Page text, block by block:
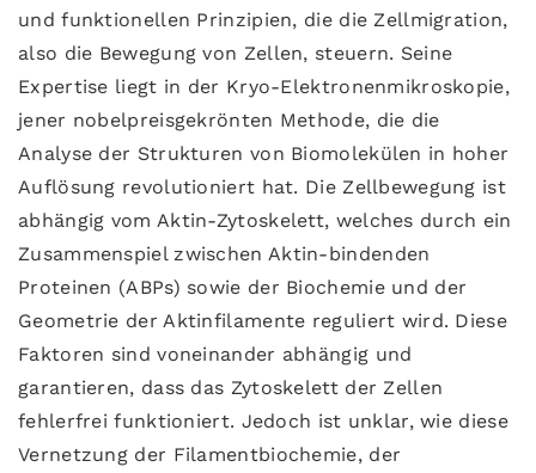
und funktionellen Prinzipien, die die Zellmigration,
also die Bewegung von Zellen, steuern. Seine
Expertise liegt in der Kryo-Elektronenmikroskopie,
jener nobelpreisgekrönten Methode, die die
Analyse der Strukturen von Biomolekülen in hoher
Auflösung revolutioniert hat. Die Zellbewegung ist
abhängig vom Aktin-Zytoskelett, welches durch ein
Zusammenspiel zwischen Aktin-bindenden
Proteinen (ABPs) sowie der Biochemie und der
Geometrie der Aktinfilamente reguliert wird. Diese
Faktoren sind voneinander abhängig und
garantieren, dass das Zytoskelett der Zellen
fehlerfrei funktioniert. Jedoch ist unklar, wie diese
Vernetzung der Filamentbiochemie, der